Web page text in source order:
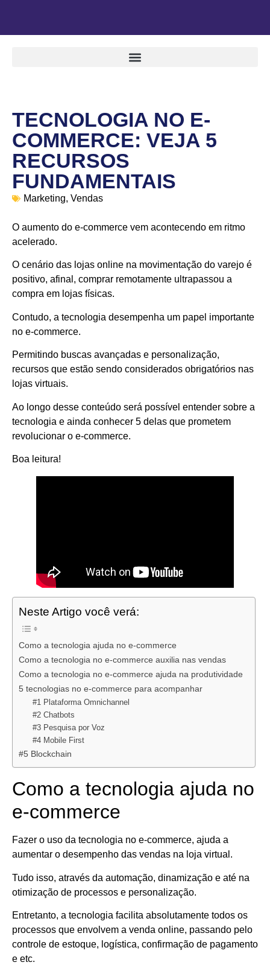
TECNOLOGIA NO E-
COMMERCE: VEJA 5
RECURSOS
FUNDAMENTAIS
Marketing, Vendas
O aumento do e-commerce vem acontecendo em ritmo
acelerado.
O cenário das lojas online na movimentação do varejo é
positivo, afinal, comprar remotamente ultrapassou a
compra em lojas físicas.
Contudo, a tecnologia desempenha um papel importante
no e-commerce.
Permitindo buscas avançadas e personalização,
recursos que estão sendo considerados obrigatórios nas
lojas virtuais.
Ao longo desse conteúdo será possível entender sobre a
tecnologia e ainda conhecer 5 delas que prometem
revolucionar o e-commerce.
Boa leitura!
Neste Artigo você verá:
Como a tecnologia ajuda no e-commerce
Como a tecnologia no e-commerce auxilia nas vendas
Como a tecnologia no e-commerce ajuda na produtividade
5 tecnologias no e-commerce para acompanhar
#1 Plataforma Omnichannel
#2 Chatbots
#3 Pesquisa por Voz
#4 Mobile First
#5 Blockchain
Como a tecnologia ajuda no
e-commerce
Fazer o uso da tecnologia no e-commerce, ajuda a
aumentar o desempenho das vendas na loja virtual.
Tudo isso, através da automação, dinamização e até na
otimização de processos e personalização.
Entretanto, a tecnologia facilita absolutamente todos os
processos que envolvem a venda online, passando pelo
controle de estoque, logística, confirmação de pagamento
e etc.